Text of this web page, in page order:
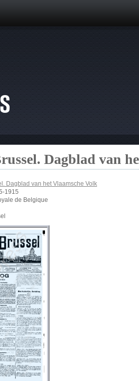
Dagblad van
Dagblad van het Vlaamsche Volk
1915
de Belgique